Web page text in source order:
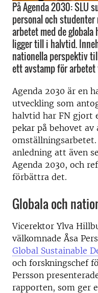
På Agenda 2030: SLU
personal och
arbetet med de
ligger till i halvtid.
nationella perspektiv
ett avstamp för arbetet
Agenda 2030 är en
utveckling som
halvtid har FN gjort
pekar på behovet
anledning att även
Agenda 2030, och
förbättra det.
Globala och
Vicerektor Ylva
välkomnade Åsa
Global Sustainable
och forskningschef
Persson
rapporten, som ger